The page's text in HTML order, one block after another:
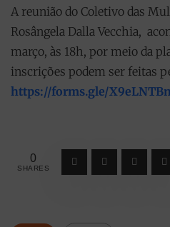
A reunião do Coletivo das
Rosângela Dalla Vecchia,
março, às 18h, por meio da
inscrições podem ser feitas
https://forms.gle/
0
SHARES